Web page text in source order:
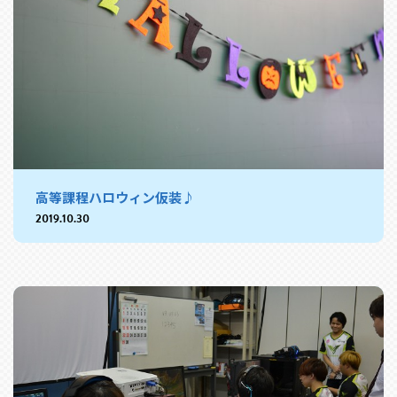
高等課程ハロウィン仮装♪
2019.10.30